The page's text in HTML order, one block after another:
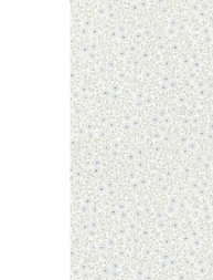
hvězdiček.